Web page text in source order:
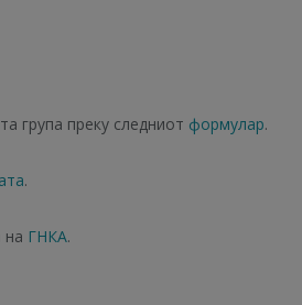
група преку следниот формулар.
.
на ГНКА.